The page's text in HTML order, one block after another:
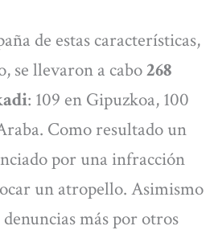
de estas características,
se llevaron a cabo268
: 109 en Gipuzkoa, 100
Como resultado un
por una infracción
un atropello. Asimismo
más por otros